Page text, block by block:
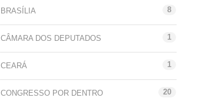
BRASÍLIA 8
CÂMARA DOS DEPUTADOS 1
CEARÁ 1
CONGRESSO POR DENTRO 20